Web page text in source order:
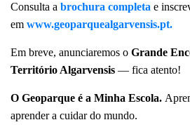
Consulta a brochura completa e
em www.geoparquealgarvensis.pt.
Em breve, anunciaremos o Grande
Território Algarvensis — fica atento!
O Geoparque é a Minha Escola.
aprender a cuidar do mundo.